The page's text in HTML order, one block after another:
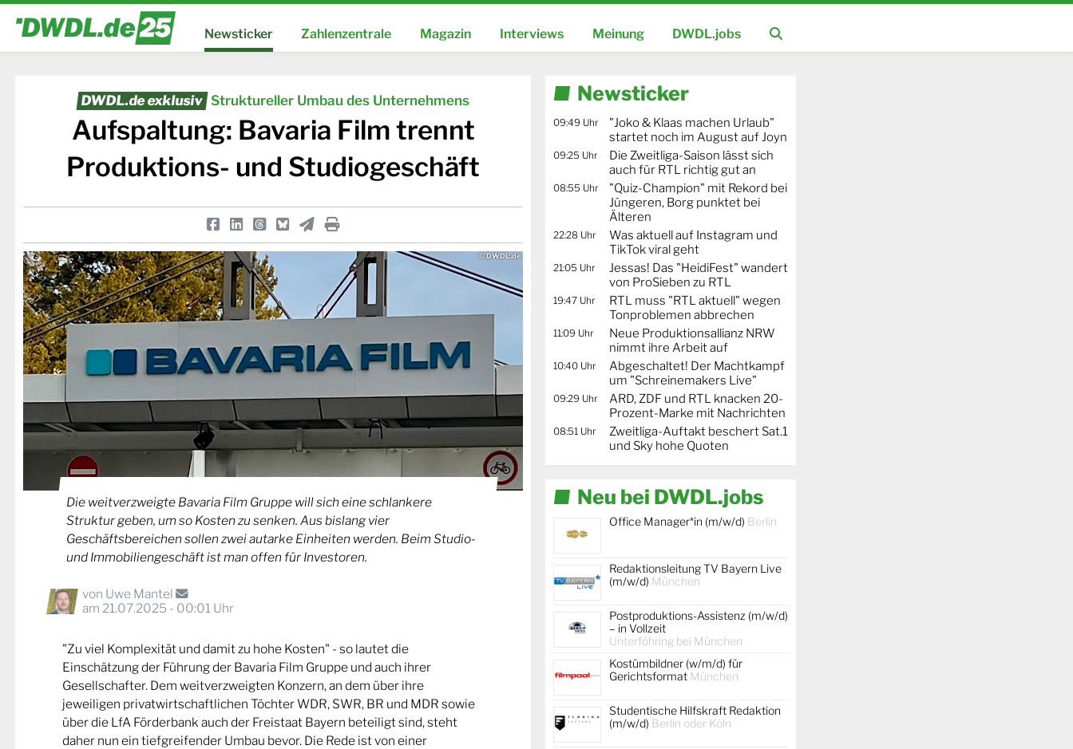
Newsticker Zahlenzentrale Magazin Interviews Meinung DWDL.jobs
DWDL.de exklusiv Struktureller Umbau des Unternehmens
Aufspaltung: Bavaria Film trennt
Produktions- und Studiogeschäft
© DWDL.de
Die weitverzweigte Bavaria Film Gruppe will sich eine schlankere
Struktur geben, um so Kosten zu senken. Aus bislang vier
Geschäftsbereichen sollen zwei autarke Einheiten werden. Beim Studio-
und Immobiliengeschäft ist man offen für Investoren.
von Uwe Mantel
am 21.07.2025 - 00:01 Uhr
"Zu viel Komplexität und damit zu hohe Kosten" - so lautet die
Einschätzung der Führung der Bavaria Film Gruppe und auch ihrer
Gesellschafter. Dem weitverzweigten Konzern, an dem über ihre
jeweiligen privatwirtschaftlichen Töchter WDR, SWR, BR und MDR sowie
über die LfA Förderbank auch der Freistaat Bayern beteiligt sind, steht
daher nun ein tiefgreifender Umbau bevor. Die Rede ist von einer
Newsticker
09:49 Uhr
"Joko & Klaas machen Urlaub"
startet noch im August auf Joyn
09:25 Uhr
Die Zweitliga-Saison lässt sich
auch für RTL richtig gut an
08:55 Uhr
"Quiz-Champion" mit Rekord bei
Jüngeren, Borg punktet bei
Älteren
22:28 Uhr
Was aktuell auf Instagram und
TikTok viral geht
21:05 Uhr
Jessas! Das "HeidiFest" wandert
von ProSieben zu RTL
19:47 Uhr
RTL muss "RTL aktuell" wegen
Tonproblemen abbrechen
11:09 Uhr
Neue Produktionsallianz NRW
nimmt ihre Arbeit auf
10:40 Uhr
Abgeschaltet! Der Machtkampf
um "Schreinemakers Live"
09:29 Uhr
ARD, ZDF und RTL knacken 20-
Prozent-Marke mit Nachrichten
08:51 Uhr
Zweitliga-Auftakt beschert Sat.1
und Sky hohe Quoten
Neu bei DWDL.jobs
Office Manager*in (m/w/d) Berlin
Redaktionsleitung TV Bayern Live
(m/w/d) München
Postproduktions-Assistenz (m/w/d)
– in Vollzeit
Unterföhring bei München
Kostümbildner (w/m/d) für
Gerichtsformat München
Studentische Hilfskraft Redaktion
(m/w/d) Berlin oder Köln